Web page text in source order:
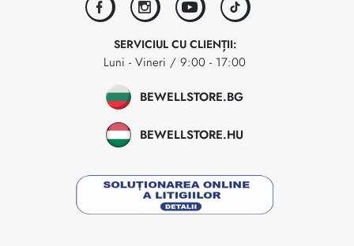
facebookinstagramyoutubetiktok
SERVICIUL CU CLIENȚII:
Luni - Vineri / 9:00 - 17:00
BEWELLSTORE.BG
BEWELLSTORE.HU